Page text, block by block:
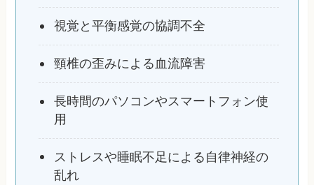
視覚と平衡感覚の協調不全
頸椎の歪みによる血流障害
長時間のパソコンやスマートフォン使
用
ストレスや睡眠不足による自律神経の
乱れ